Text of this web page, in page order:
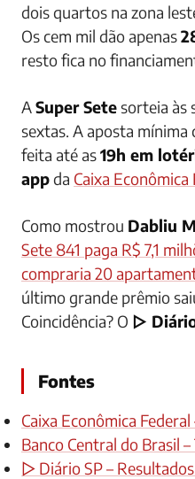
dois quartos na zona
Os cem mil dão apenas
resto fica no
ASuper Setesorteia às
sextas. A aposta mínima
feita até as19h em
appda Caixa Econômica
Como mostrou Dabliu
Sete 841 paga R$ 7,1
compraria 20
último grande prêmio
Coincidência? O ▷
Fontes
Caixa Econômica
Banco Central do Brasil –
▷ Diário SP –